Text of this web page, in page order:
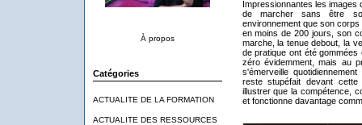
À propos
Catégories
ACTUALITE DE LA FORMATION
ACTUALITE DES RESSOURCES
Impressionnantes les
de marcher sans être
environnement que son
en moins de 200 jours, son
marche, la tenue debout, la
de pratique ont été
zéro évidemment, mais au
s'émerveille
reste stupéfait devant
illustrer que la compétence,
et fonctionne davantage